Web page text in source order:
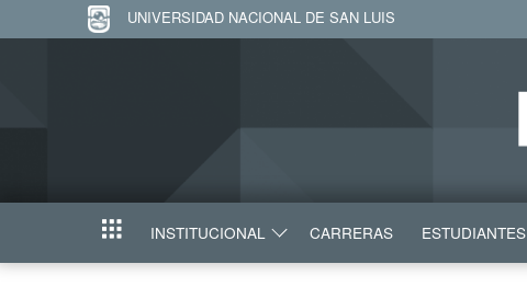
UNIVERSIDAD NACIONAL DE SAN LUIS
INICIO INSTITUCIONAL CARRERAS ESTUDIANTES